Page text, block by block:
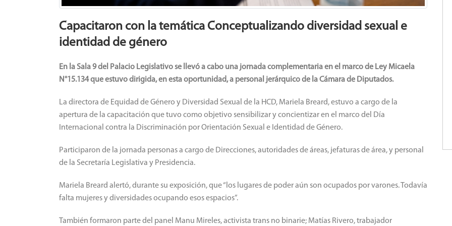
Capacitaron con la temática Conceptualizando diversidad sexual e
identidad de género
En la Sala 9 del Palacio Legislativo se llevó a cabo una jornada complementaria en el marco de Ley Micaela
N°15.134 que estuvo dirigida, en esta oportunidad, a personal jerárquico de la Cámara de Diputados.
La directora de Equidad de Género y Diversidad Sexual de la HCD, Mariela Breard, estuvo a cargo de la
apertura de la capacitación que tuvo como objetivo sensibilizar y concientizar en el marco del Día
Internacional contra la Discriminación por Orientación Sexual e Identidad de Género.
Participaron de la jornada personas a cargo de Direcciones, autoridades de áreas, jefaturas de área, y personal
de la Secretaría Legislativa y Presidencia.
Mariela Breard alertó, durante su exposición, que “los lugares de poder aún son ocupados por varones. Todavía
falta mujeres y diversidades ocupando esos espacios”.
También formaron parte del panel Manu Mireles, activista trans no binarie; Matías Rivero, trabajador